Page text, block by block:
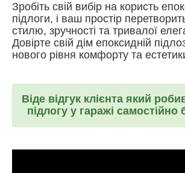
Зробіть свій вибір на користь
підлоги, і ваш простір
стилю, зручності та тривалої
Довірте свій дім епоксидній
нового рівня комфорту та
Віде відгук клієнта який
підлогу у гаражі самостійно